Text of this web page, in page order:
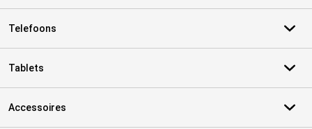
Telefoons
Tablets
Accessoires